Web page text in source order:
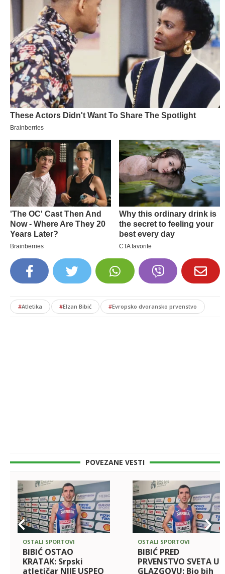
#Atletika #Elzan Bibić #Evropsko dvoransko prvenstvo
POVEZANE VESTI
OSTALI SPORTOVI
BIBIĆ OSTAO
KRATAK: Srpski
atletičar NIJE USPEO
OSTALI SPORTOVI
BIBIĆ PRED
PRVENSTVO SVETA U
GLAZGOVU: Bio bih